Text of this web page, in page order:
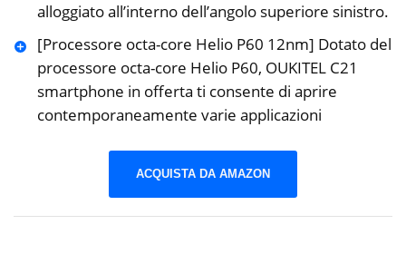
alloggiato all’interno dell’angolo superiore sinistro.
[Processore octa-core Helio P60 12nm] Dotato del
processore octa-core Helio P60, OUKITEL C21
smartphone in offerta ti consente di aprire
contemporaneamente varie applicazioni
ACQUISTA DA AMAZON